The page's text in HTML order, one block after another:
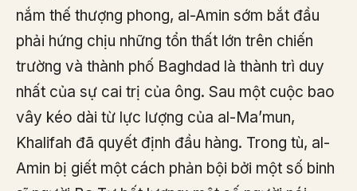
nắm thế thượng phong, al-Amin sớm bắt đầu
phải hứng chịu những tổn thất lớn trên chiến
trường và thành phố Baghdad là thành trì duy
nhất của sự cai trị của ông. Sau một cuộc bao
vây kéo dài từ lực lượng của al-Ma’mun,
Khalifah đã quyết định đầu hàng. Trong tù, al-
Amin bị giết một cách phản bội bởi một số binh